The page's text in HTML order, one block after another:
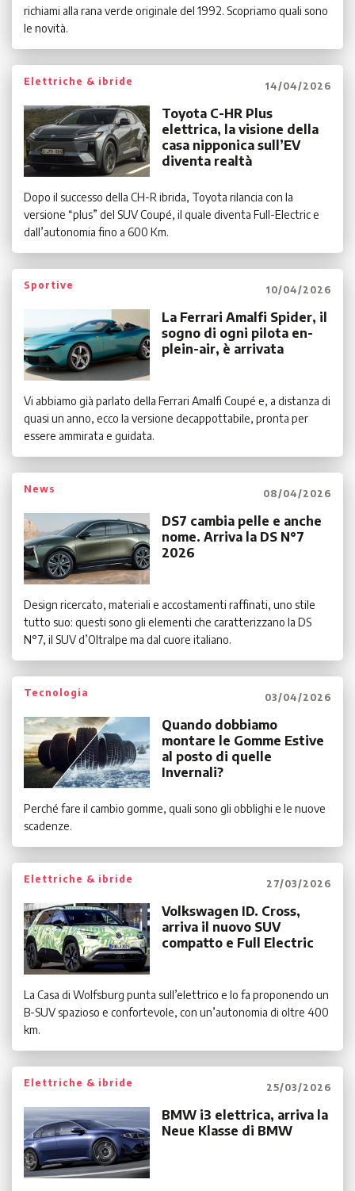
richiami alla rana verde originale del 1992. Scopriamo quali sono
le novità.
Elettriche & ibride 14/04/2026
Toyota C-HR Plus
elettrica, la visione della
casa nipponica sull’EV
diventa realtà
Dopo il successo della CH-R ibrida, Toyota rilancia con la
versione “plus” del SUV Coupé, il quale diventa Full-Electric e
dall’autonomia fino a 600 Km.
Sportive 10/04/2026
La Ferrari Amalfi Spider, il
sogno di ogni pilota en-
plein-air, è arrivata
Vi abbiamo già parlato della Ferrari Amalfi Coupé e, a distanza di
quasi un anno, ecco la versione decappottabile, pronta per
essere ammirata e guidata.
News 08/04/2026
DS7 cambia pelle e anche
nome. Arriva la DS N°7
2026
Design ricercato, materiali e accostamenti raffinati, uno stile
tutto suo: questi sono gli elementi che caratterizzano la DS
N°7, il SUV d’Oltralpe ma dal cuore italiano.
Tecnologia 03/04/2026
Quando dobbiamo
montare le Gomme Estive
al posto di quelle
Invernali?
Perché fare il cambio gomme, quali sono gli obblighi e le nuove
scadenze.
Elettriche & ibride 27/03/2026
Volkswagen ID. Cross,
arriva il nuovo SUV
compatto e Full Electric
La Casa di Wolfsburg punta sull’elettrico e lo fa proponendo un
B-SUV spazioso e confortevole, con un’autonomia di oltre 400
km.
Elettriche & ibride 25/03/2026
BMW i3 elettrica, arriva la
Neue Klasse di BMW